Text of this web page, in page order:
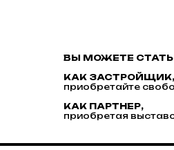
ВЫ МОЖЕТЕ
КАК ЗАСТРОЙЩИК,
приобретайте
КАК ПАРТНЕР,
приобретая